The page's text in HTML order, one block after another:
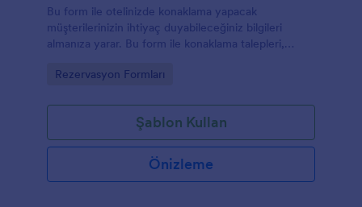
Bu form ile otelinizde konaklama yapacak
müşterilerinizin ihtiyaç duyabileceğiniz bilgileri
almanıza yarar. Bu form ile konaklama talepleri,
Go to Category:
Rezervasyon Formları
Şablon Kullan
Önizleme